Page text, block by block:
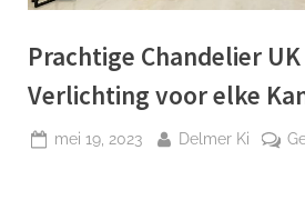
Prachtige Chandelier
Verlichting voor elke
Geplaatst
mei 19, 2023 Door
Delmer Ki